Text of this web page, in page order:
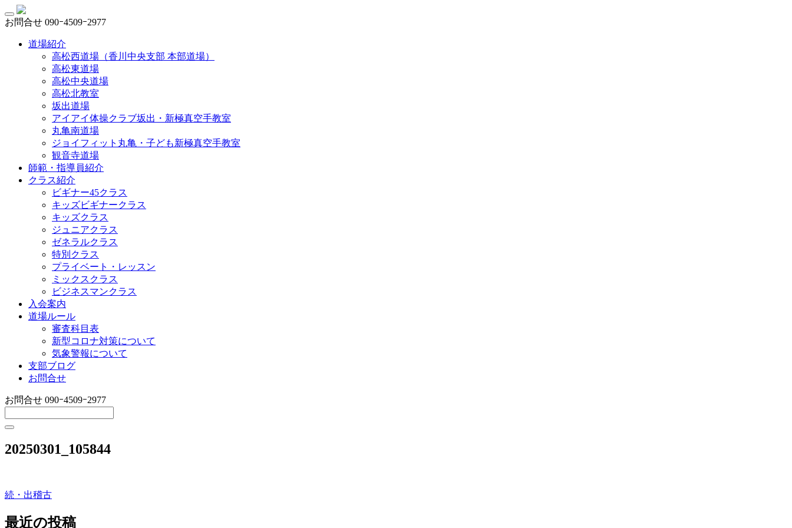
お問合せ 090ｰ4509ｰ2977
道場紹介
高松西道場（香川中央支部 本部道場）
高松東道場
高松中央道場
高松北教室
坂出道場
アイアイ体操クラブ坂出・新極真空手教室
丸亀南道場
ジョイフィット丸亀・子ども新極真空手教室
観音寺道場
師範・指導員紹介
クラス紹介
ビギナー45クラス
キッズビギナークラス
キッズクラス
ジュニアクラス
ゼネラルクラス
特別クラス
プライベート・レッスン
ミックスクラス
ビジネスマンクラス
入会案内
道場ルール
審査科目表
新型コロナ対策について
気象警報について
支部ブログ
お問合せ
お問合せ 090ｰ4509ｰ2977
20250301_105844
投
稿
続・出稽古
最近の投稿